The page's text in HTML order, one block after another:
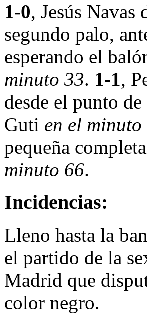
1-0, Jesús Navas
segundo palo,
esperando el
minuto 33. 1-1,
desde el punto
Guti en el minuto
pequeña
minuto 66.
Incidencias:
Lleno hasta la
el partido de la
Madrid que
color negro.